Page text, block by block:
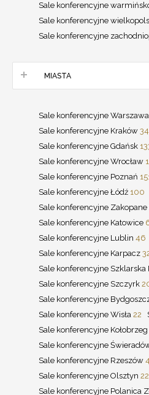
Sale konferencyjne
Sale konferencyjne
Sale konferencyjne
MIASTA
Sale konferencyjne Warszawa
Sale konferencyjne Kraków
Sale konferencyjne Gdańsk
Sale konferencyjne Wrocław
Sale konferencyjne Poznań
Sale konferencyjne Łódź 100
Sale konferencyjne Zakopane
Sale konferencyjne Katowice
Sale konferencyjne Lublin 46
Sale konferencyjne Karpacz
Sale konferencyjne Szklarska
Sale konferencyjne Szczyrk
Sale konferencyjne
Sale konferencyjne Wisła 22
Sale konferencyjne Kołobrzeg
Sale konferencyjne
Sale konferencyjne Rzeszów
Sale konferencyjne Olsztyn 22
Sale konferencyjne Polanica